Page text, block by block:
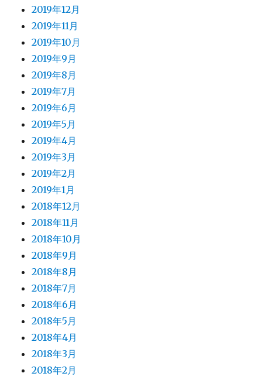
2019年12月
2019年11月
2019年10月
2019年9月
2019年8月
2019年7月
2019年6月
2019年5月
2019年4月
2019年3月
2019年2月
2019年1月
2018年12月
2018年11月
2018年10月
2018年9月
2018年8月
2018年7月
2018年6月
2018年5月
2018年4月
2018年3月
2018年2月